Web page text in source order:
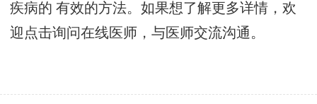
疾病的 有效的方法。如果想了解更多详情，欢
迎点击询问在线医师，与医师交流沟通。